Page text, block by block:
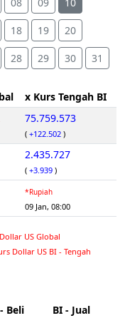
18 19 20
28 29 30 31
x Kurs Tengah BI
75.759.573
( +122.502 )
2.435.727
( +3.939 )
*Rupiah
09 Jan, 08:00
US Global
Dollar US BI - Tengah
Beli
BI - Jual